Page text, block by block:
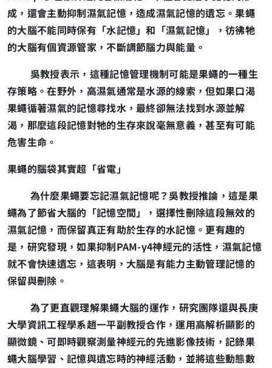
成，還會主動抑制濕氣記憶，造成濕氣記憶的遺忘。果蠅
的大腦不能同時保有「水記憶」和「濕氣記憶」，彷彿牠
的大腦有個資源管家，不斷調節腦力與能量。
吳教授表示，這種記憶管理機制可能是果蠅的一種生
存策略。在野外，高濕氣通常是水源的線索，但如果口渴
果蠅循著濕氣的記憶尋找水，最終卻無法找到水源並解
渴，那麼這段記憶對牠的生存來說毫無意義，甚至有可能
危害生命。
果蠅的腦袋其實超「省電」
為什麼果蠅要忘記濕氣記憶呢？吳教授推論，這是果
蠅為了節省大腦的「記憶空間」，選擇性刪除這段無效的
濕氣記憶，而保留真正有助於生存的水記憶。更有趣的
是，研究發現，如果抑制PAM-γ4神經元的活性，濕氣記憶
就不會快速遺忘，這表明，大腦是有能力主動管理記憶的
保留與刪除。
為了更直觀理解果蠅大腦的運作，研究團隊還與長庚
大學資訊工程學系趙一平副教授合作，運用高解析顯影的
顯微鏡、可即時觀察測量神經元的先進影像技術，記錄果
蠅大腦學習、記憶與遺忘時的神經活動，並將這些動態數